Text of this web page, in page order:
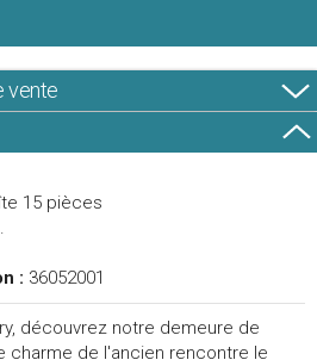
vente
15 pièces
: 36052001
découvrez notre demeure de
charme de l'ancien rencontre le